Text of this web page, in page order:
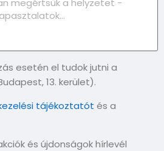
esetén el tudok jutni a
13. kerület).
tájékoztatót és a
és újdonságok hírlevél